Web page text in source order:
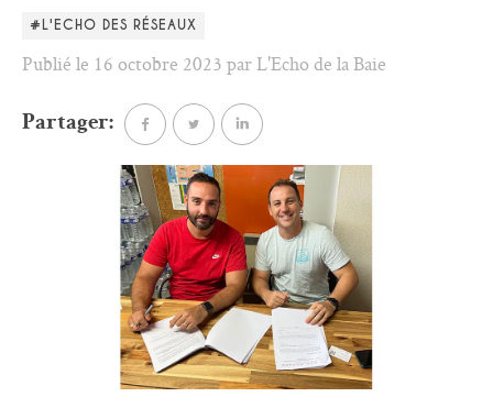
#L'ECHO DES RÉSEAUX
Publié le 16 octobre 2023 par L'Echo de la Baie
Partager: